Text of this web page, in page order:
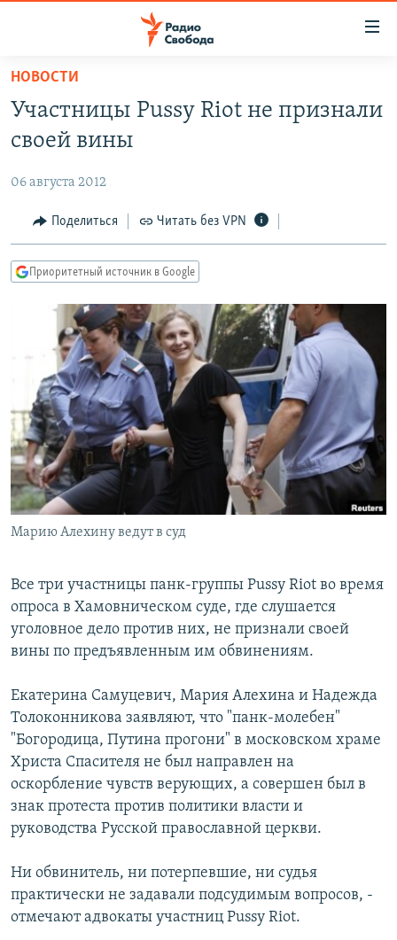
упрощенного
доступа
Вернуться
основному
Вернутся
главной
навигации
Вернутся
поиску
ЦИТАТЫ СВОБОДЫ
МНЕНИЯ
IDEL.РЕАЛИИ
КАВКАЗ.РЕАЛИИ
СЕВЕР.РЕАЛИИ
СИБИРЬ.РЕАЛИИ
РАСПИСАНИЕ ВЕЩАНИЯ
ПОДПИШИТЕСЬ НА РАССЫЛКУ
СОЦИАЛЬНЫЕ СЕТИ
Все сайты РСЕ/РС
НОВОСТИ
Участницы Pussy Riot не признали
своей вины
06 августа 2012
Поделиться Читать без VPN
Приоритетный источник в Google
Марию Алехину ведут в суд
Все три участницы панк-группы Pussy Riot во время
опроса в Хамовническом суде, где слушается
уголовное дело против них, не признали своей
вины по предъявленным им обвинениям.
Екатерина Самуцевич, Мария Алехина и Надежда
Толоконникова заявляют, что "панк-молебен"
"Богородица, Путина прогони" в московском храме
Христа Спасителя не был направлен на
оскорбление чувств верующих, а совершен был в
знак протеста против политики власти и
руководства Русской православной церкви.
Ни обвинитель, ни потерпевшие, ни судья
практически не задавали подсудимым вопросов, -
отмечают адвокаты участниц Pussy Riot.